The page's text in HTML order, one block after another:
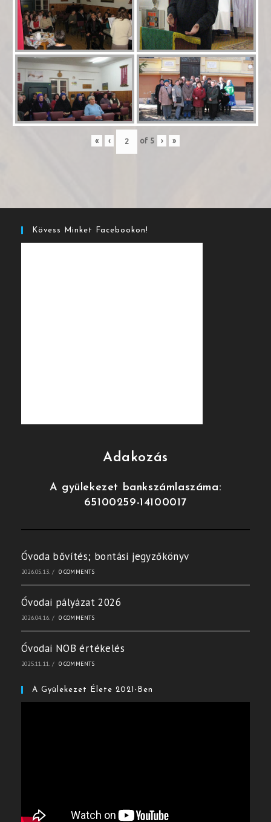
« ‹ of 5 › »
Kövess Minket Facebookon!
Adakozás
A gyülekezet bankszámlaszáma:
65100259-14100017
Óvoda bővítés; bontási jegyzőkönyv
2026.05.13. / 0 COMMENTS
Óvodai pályázat 2026
2026.04.16. / 0 COMMENTS
Óvodai NOB értékelés
2025.11.11. / 0 COMMENTS
A Gyülekezet Élete 2021-Ben